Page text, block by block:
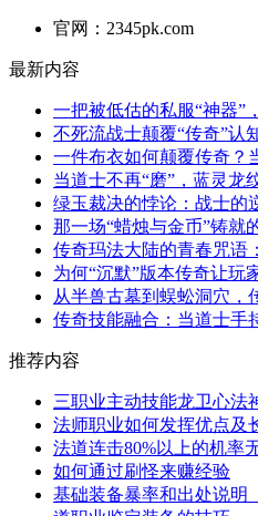
官网：2345pk.com
最新内容
一把被低估的私服“神器”
不死流战士颠覆“传奇”认
一件布衣如何颠覆传奇？
当道士不再“磨”，蓝灵龙
绿玉裁决的悖论：战士的
那一场“蜡烛与金币”铸就
传奇玛法大陆的青春咒语
为何“沉默”版本传奇让玩
从半兽古墓到蜈蚣洞穴，
传奇技能融合：当道士手
推荐内容
三职业主动技能龙卫心法
法师职业如何发挥优点及
法道连击80%以上的机率
如何通过刷怪来赚经验
基础装备暴率和出处说明